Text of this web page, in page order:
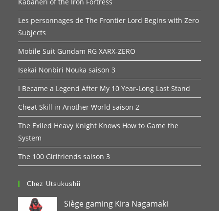
Kabaneri of the Iron Fortress
Les personnages de The Frontier Lord Begins with Zero
Subjects
Mobile Suit Gundam RG XARX-ZERO
Isekai Nonbiri Nouka saison 3
I Became a Legend After My 10 Year-Long Last Stand
Cheat Skill in Another World saison 2
The Exiled Heavy Knight Knows How to Game the
System
The 100 Girlfriends saison 3
Chez Utsukushii
Siège gaming Kira Nagamaki